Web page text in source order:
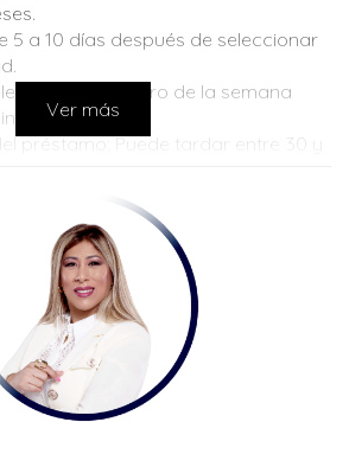
5 a 10 días después de seleccionar
realizarse dentro de la semana
préstamo: Puede tardar entre 30 y
que generalmente ocurre
o dos semanas.
y pueden variar según las
de cada comprador o
agente inmobiliario puede ayudar a
Ver más